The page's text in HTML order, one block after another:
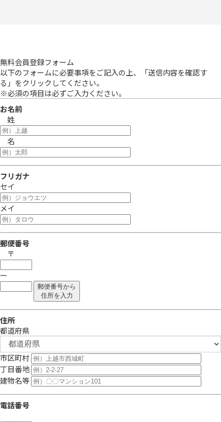
無料会員登録フォーム
以下のフォームに必要事項をご記入の上、「送信内容を確認す
る」をクリックしてください。
※必須の項目は必ずご入力ください。
お名前
姓
名
フリガナ
セイ
メイ
郵便番号
〒
ー
郵便番号から
住所を入力
住所
都道府県
市区町村
丁目番地
建物名等
電話番号